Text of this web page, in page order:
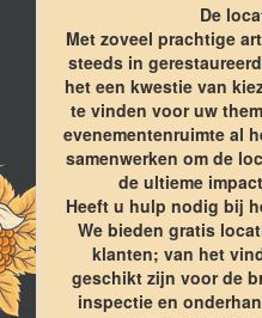
De
Met zoveel prachtige
steeds in
het een kwestie van
te vinden voor uw
evenementenruimte al
samenwerken om de
de ultieme
Heeft u hulp nodig bij
We bieden gratis
klanten; van het
geschikt zijn voor de
inspectie en